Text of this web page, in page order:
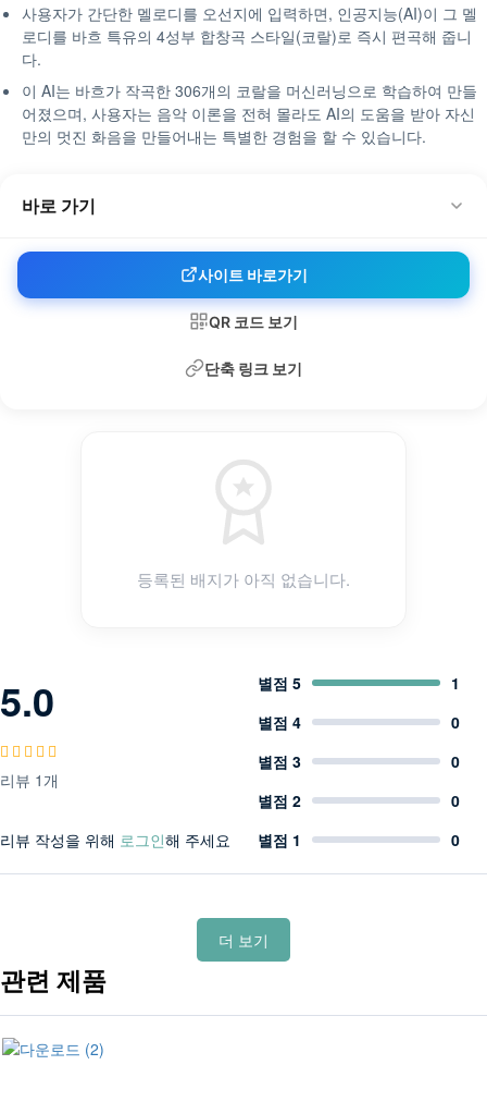
사용자가 간단한 멜로디를 오선지에 입력하면, 인공지능(AI)이 그 멜
로디를 바흐 특유의 4성부 합창곡 스타일(코랄)로 즉시 편곡해 줍니
다.
이 AI는 바흐가 작곡한 306개의 코랄을 머신러닝으로 학습하여 만들
어졌으며, 사용자는 음악 이론을 전혀 몰라도 AI의 도움을 받아 자신
만의 멋진 화음을 만들어내는 특별한 경험을 할 수 있습니다.
바로 가기
사이트 바로가기
QR 코드 보기
단축 링크 보기
등록된 배지가 아직 없습니다.
5.0
리뷰 1개
리뷰 작성을 위해 로그인해 주세요
별점 5
1
별점 4
0
별점 3
0
별점 2
0
별점 1
0
더 보기
관련 제품